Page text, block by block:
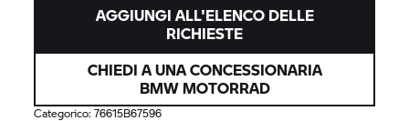
AGGIUNGI ALL'ELENCO DELLE
RICHIESTE
CHIEDI A UNA CONCESSIONARIA
BMW MOTORRAD
Categorico:76615B67596